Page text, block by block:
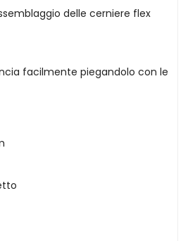
delle cerniere flex
facilmente piegandolo con le